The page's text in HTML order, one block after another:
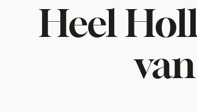
Heel